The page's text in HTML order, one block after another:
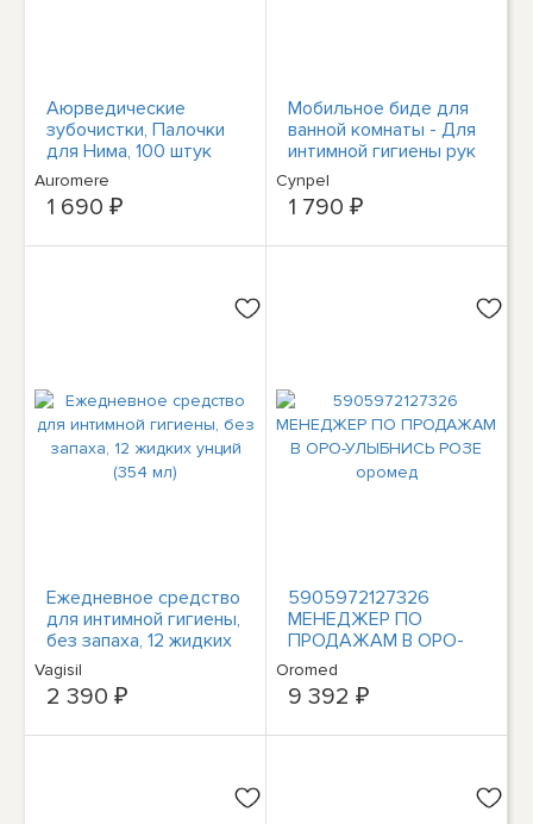
Аюрведические
зубочистки, Палочки
для Нима, 100 штук
Auromere
1 690 ₽
Мобильное биде для
ванной комнаты - Для
интимной гигиены рук
и тела, 350 мл -
Cynpel
1 790 ₽
Ежедневное средство
для интимной гигиены,
без запаха, 12 жидких
унций (354 мл)
Vagisil
2 390 ₽
5905972127326
МЕНЕДЖЕР ПО
ПРОДАЖАМ В ОРО-
УЛЫБНИСЬ РОЗЕ
оромед
Oromed
9 392 ₽